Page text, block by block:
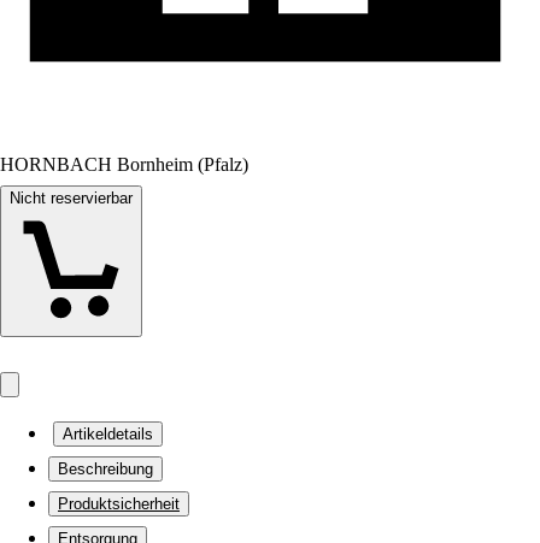
HORNBACH Bornheim (Pfalz)
Nicht reservierbar
Artikeldetails
Beschreibung
Produktsicherheit
Entsorgung